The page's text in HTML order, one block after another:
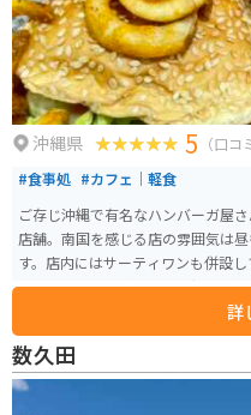
沖縄県 5 （口コ
#食事処 #カフェ｜軽食
ご存じ沖縄で有名なハンバーガ屋
店舗。南国を感じる店の雰囲気は
す。店内にはサーティワンも併設
季節に合わせた飾り付けも好感が
詳
数久田